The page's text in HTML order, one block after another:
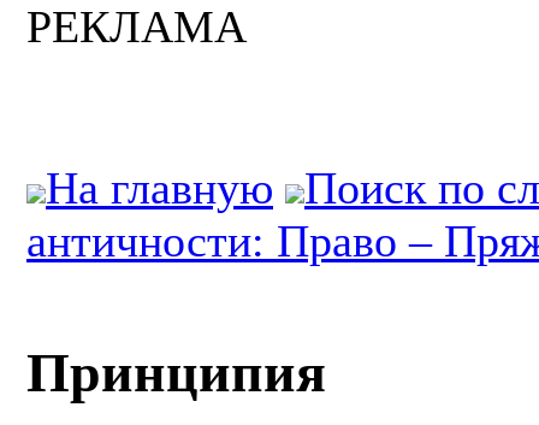
РЕКЛАМА
На главную
Поиск по
античности: Право –
Принципия